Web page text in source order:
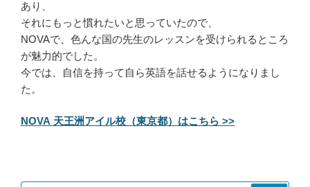
あり、
それにもっと慣れたいと思っていたので、
NOVAで、色んな国の先生のレッスンを受けられるところ
が魅力的でした。
今では、自信を持って自ら英語を話せるようになりまし
た。
NOVA 天王洲アイル校（東京都）はこちら >>